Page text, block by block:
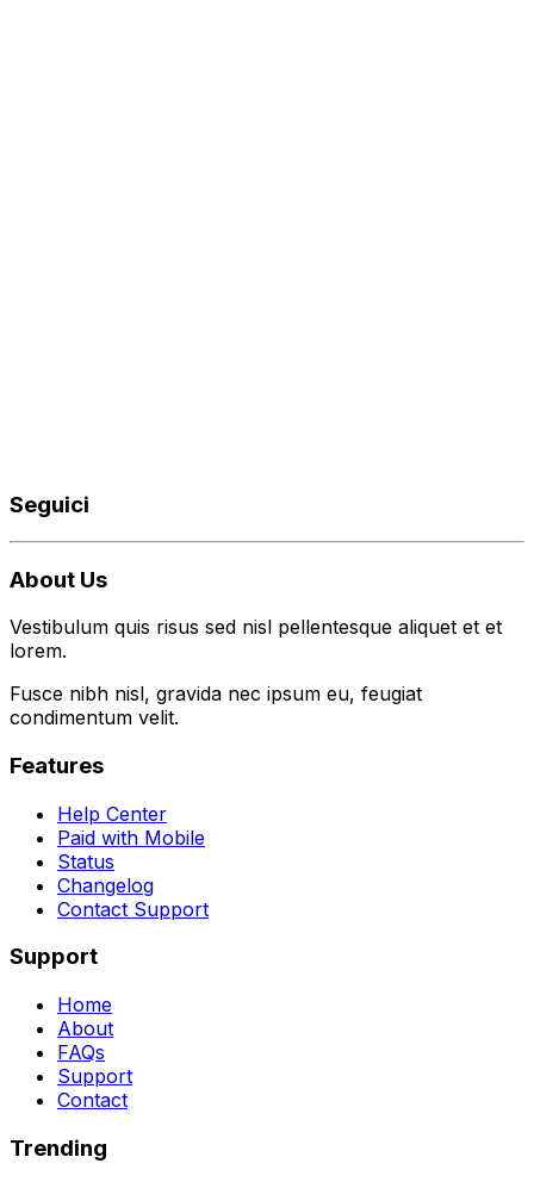
Seguici
About Us
Vestibulum quis risus sed nisl pellentesque aliquet et et
lorem.
Fusce nibh nisl, gravida nec ipsum eu, feugiat
condimentum velit.
Features
Help Center
Paid with Mobile
Status
Changelog
Contact Support
Support
Home
About
FAQs
Support
Contact
Trending